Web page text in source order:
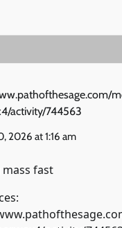
activity/744563
2026 at 1:16 am
fast